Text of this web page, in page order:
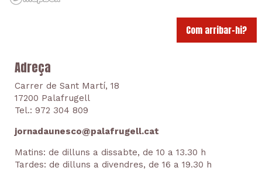
Com arribar-hi?
Adreça
Carrer de Sant Martí, 18
17200 Palafrugell
Tel.: 972 304 809
jornadaunesco@palafrugell.cat
Matins: de dilluns a dissabte, de 10 a 13.30 h
Tardes: de dilluns a divendres, de 16 a 19.30 h